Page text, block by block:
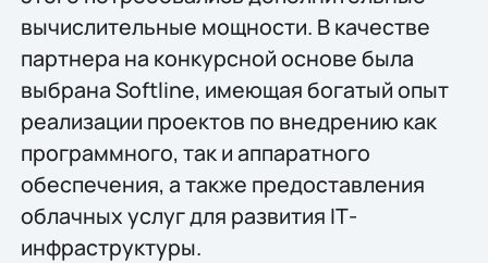
вычислительные мощности. В качестве
партнера на конкурсной основе была
выбрана Softline, имеющая богатый опыт
реализации проектов по внедрению как
программного, так и аппаратного
обеспечения, а также предоставления
облачных услуг для развития IТ-
инфраструктуры.